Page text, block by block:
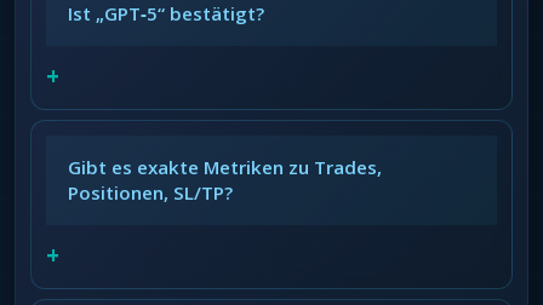
Ist „GPT‑5“ bestätigt?
+
Gibt es exakte Metriken zu Trades,
Positionen, SL/TP?
+